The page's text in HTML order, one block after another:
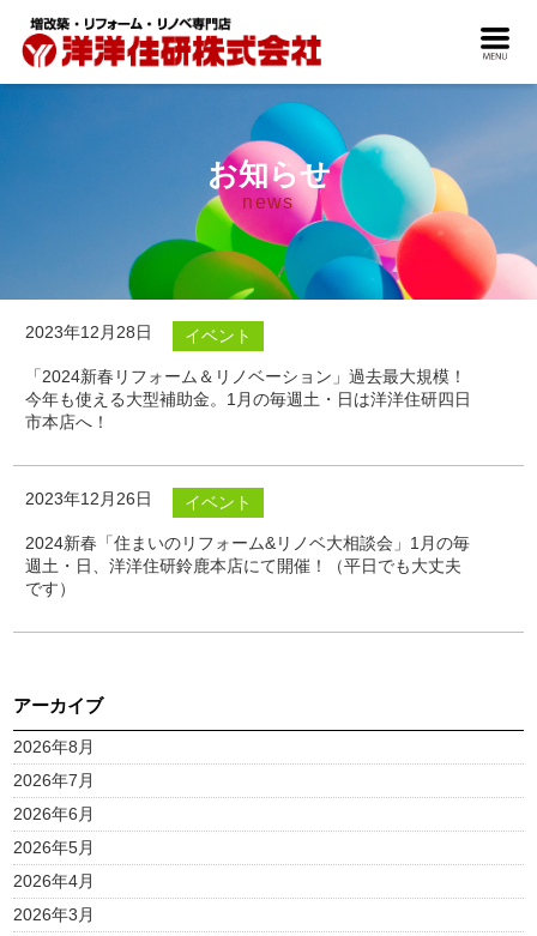
お知らせ
news
2023年12月28日 イベント
「2024新春リフォーム＆リノベーション」過去最大規模！
今年も使える大型補助金。1月の毎週土・日は洋洋住研四日
市本店へ！
2023年12月26日 イベント
2024新春「住まいのリフォーム&リノベ大相談会」1月の毎
週土・日、洋洋住研鈴鹿本店にて開催！（平日でも大丈夫
です）
アーカイブ
2026年8月
2026年7月
2026年6月
2026年5月
2026年4月
2026年3月